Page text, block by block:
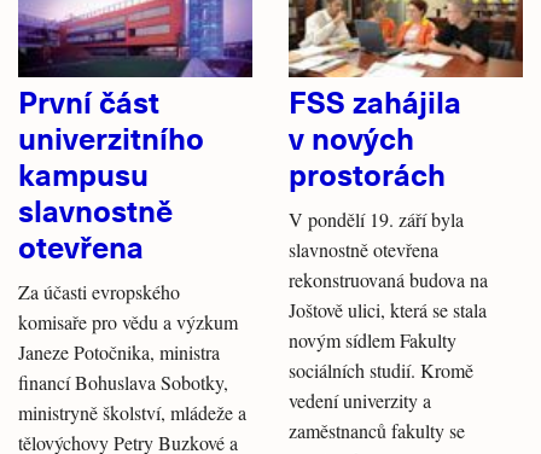
První část
univerzitního
kampusu
slavnostně
otevřena
Za účasti evropského
komisaře pro vědu a výzkum
Janeze Potočnika, ministra
financí Bohuslava Sobotky,
ministryně školství, mládeže a
tělovýchovy Petry Buzkové a
FSS zahájila
v nových
prostorách
V pondělí 19. září byla
slavnostně otevřena
rekonstruovaná budova na
Joštově ulici, která se stala
novým sídlem Fakulty
sociálních studií. Kromě
vedení univerzity a
zaměstnanců fakulty se